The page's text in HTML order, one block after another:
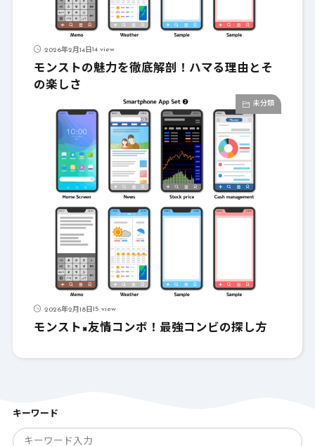
2026年2月14日14 view
モンストの魅力を徹底解剖！ハマる理由とそ
の楽しさ
未分類
2026年2月18日15 view
モンスト×友情コンボ！最強コンビの探し方
キーワード